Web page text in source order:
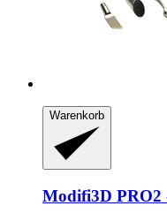
Warenkorb
Modifi3D PRO2